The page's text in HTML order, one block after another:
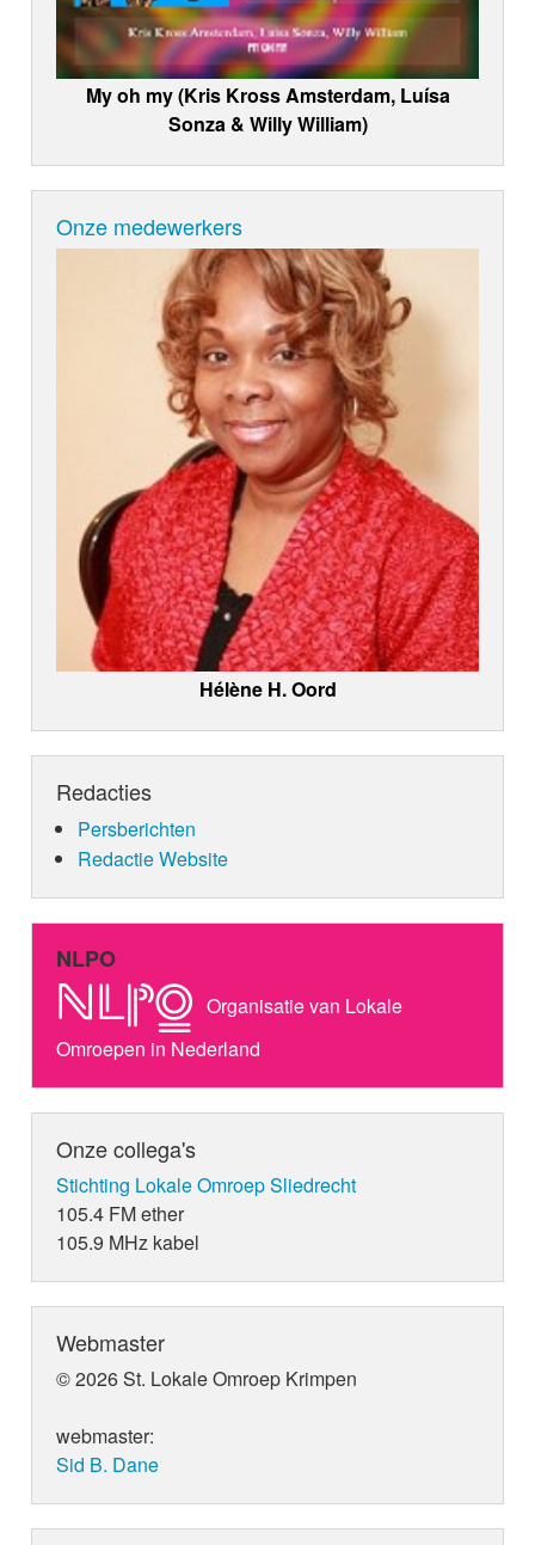
My oh my (Kris Kross Amsterdam, Luísa
Sonza & Willy William)
Onze medewerkers
Hélène H. Oord
Redacties
Persberichten
Redactie Website
NLPO
Organisatie van Lokale
Omroepen in Nederland
Onze collega's
Stichting Lokale Omroep Sliedrecht
105.4 FM ether
105.9 MHz kabel
Webmaster
© 2026 St. Lokale Omroep Krimpen
webmaster:
Sid B. Dane